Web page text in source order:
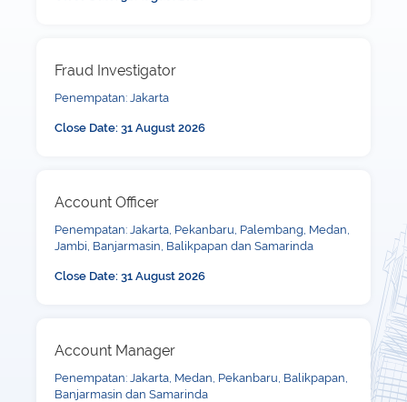
Fraud Investigator
Penempatan: Jakarta
Close Date: 31 August 2026
Account Officer
Penempatan: Jakarta, Pekanbaru, Palembang, Medan,
Jambi, Banjarmasin, Balikpapan dan Samarinda
Close Date: 31 August 2026
Account Manager
Penempatan: Jakarta, Medan, Pekanbaru, Balikpapan,
Banjarmasin dan Samarinda